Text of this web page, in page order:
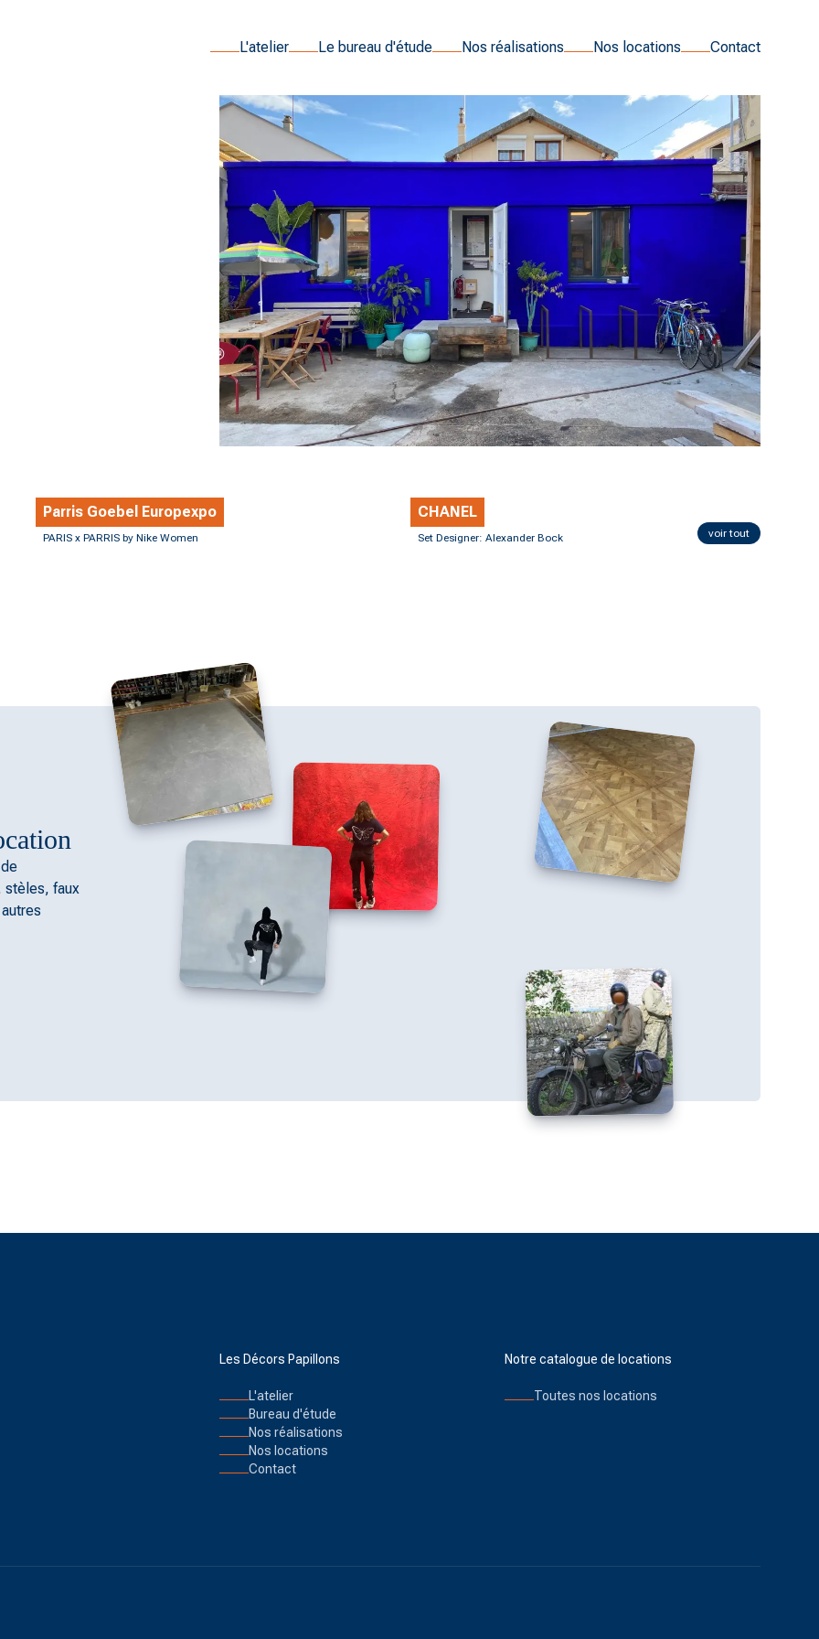
L'atelier Le bureau d'étude Nos réalisations Nos locations Contact
voir tout
Parris Goebel Europexpo
PARIS x PARRIS by Nike Women
CHANEL
Set Designer: Alexander Bock
stèles, faux
Les Décors Papillons
L'atelier
Bureau d'étude
Nos réalisations
Nos locations
Contact
Notre catalogue de locations
Toutes nos locations